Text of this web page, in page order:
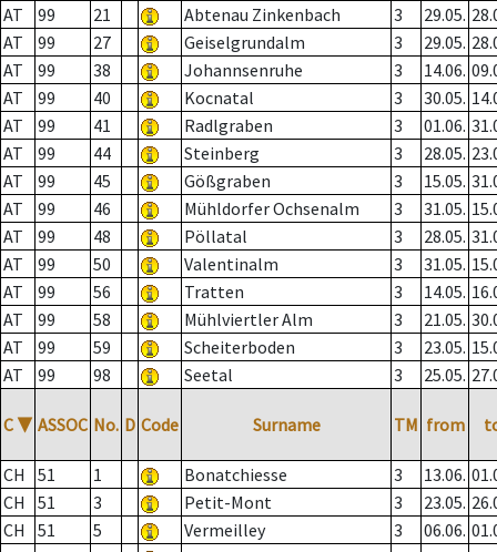
AT
99 21 Abtenau Zinkenbach 3 29.05.
AT
99 27 Geiselgrundalm 3 29.05.
AT
99 38 Johannsenruhe 3 14.06.
AT
99 40 Kocnatal 3 30.05.
AT
99 41 Radlgraben 3 01.06.
AT
99 44 Steinberg 3 28.05.
AT
99 45 Gößgraben 3 15.05.
AT
99 46 Mühldorfer Ochsenalm 3 31.05.
AT
99 48 Pöllatal 3 28.05.
AT
99 50 Valentinalm 3 31.05.
AT
99 56 Tratten 3 14.05.
AT
99 58 Mühlviertler Alm 3 21.05.
AT
99 59 Scheiterboden 3 23.05.
AT
99 98 Seetal 3 25.05.
C ▼ ASSOC No. D Code Surname TM from
CH 51 1 Bonatchiesse 3 13.06.
CH
51 3 Petit-Mont 3 23.05.
CH
51 5 Vermeilley 3 06.06.